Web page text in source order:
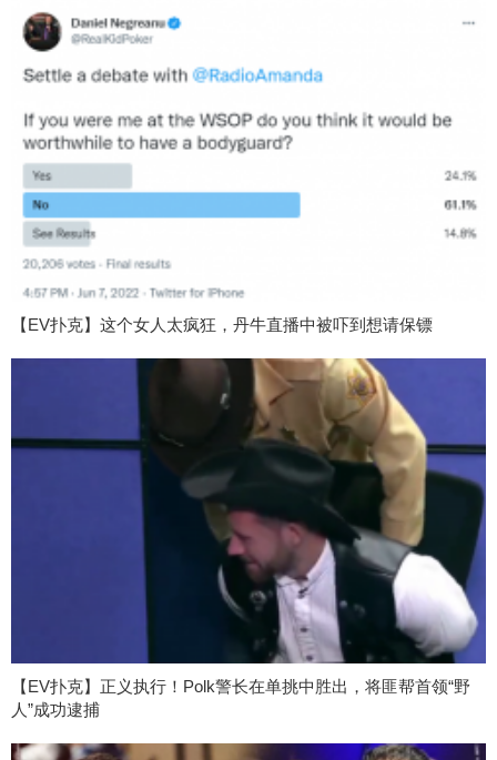
【EV扑克】这个女人太疯狂，丹牛直播中被吓到想请保镖
【EV扑克】正义执行！Polk警长在单挑中胜出，将匪帮首领“野
人”成功逮捕